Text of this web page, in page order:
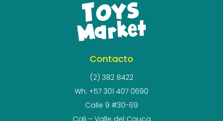
Contacto
(2) 382 8422
Wh: +57 301 407 0690
Calle 9 #30-69